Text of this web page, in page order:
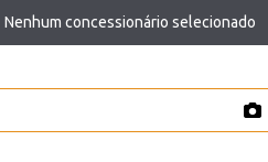
Nenhum concessionário selecionado